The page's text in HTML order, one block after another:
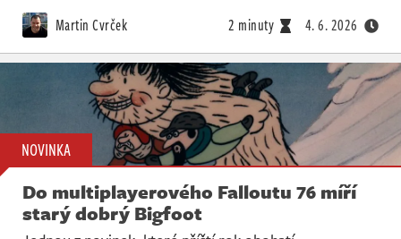
Martin Cvrček 2 minuty 4. 6. 2026
NOVINKA
Do multiplayerového Falloutu 76 míří
starý dobrý Bigfoot